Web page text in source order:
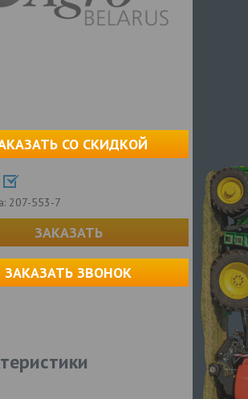
СО СКИДКОЙ
207-553-7
ЗАКАЗАТЬ
ЗАКАЗАТЬ ЗВОНОК